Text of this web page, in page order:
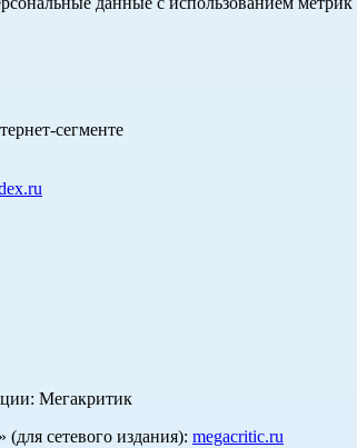
сегменте
Мегакритик
сетевого издания): megacritic.ru